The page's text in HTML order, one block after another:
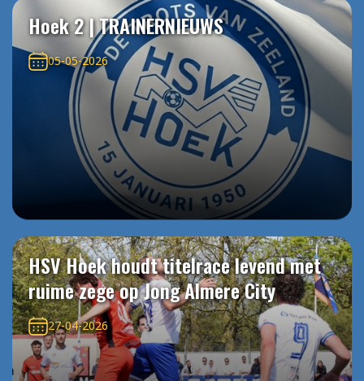
Hoek 2 | TRAINERNIEUWS
05-05-2026
HSV Hoek houdt titelrace levend met
ruime zege op Jong Almere City
27-04-2026